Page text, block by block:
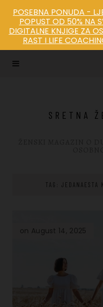
SRETNA
TAG: JEDANAESTA
on August 14, 2025
POSEBNA PONUDA -
POPUST OD 50% NA
DIGITALNE KNJIGE ZA
RAST I LIFE